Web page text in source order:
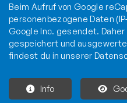
Beim Aufruf von Google
personenbezogene Daten
Google Inc. gesendet.
gespeichert und
findest du in unserer
Info